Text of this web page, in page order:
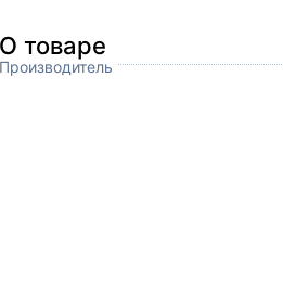
О товаре
Производитель